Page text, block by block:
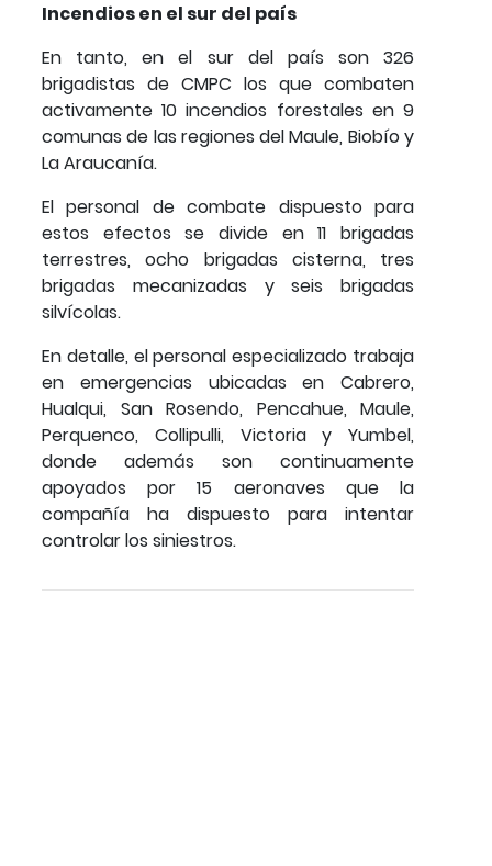
Incendios en el sur del país
En tanto, en el sur del país son 326
brigadistas de CMPC los que combaten
activamente 10 incendios forestales en 9
comunas de las regiones del Maule, Biobío y
La Araucanía.
El personal de combate dispuesto para
estos efectos se divide en 11 brigadas
terrestres, ocho brigadas cisterna, tres
brigadas mecanizadas y seis brigadas
silvícolas.
En detalle, el personal especializado trabaja
en emergencias ubicadas en Cabrero,
Hualqui, San Rosendo, Pencahue, Maule,
Perquenco, Collipulli, Victoria y Yumbel,
donde además son continuamente
apoyados por 15 aeronaves que la
compañía ha dispuesto para intentar
controlar los siniestros.